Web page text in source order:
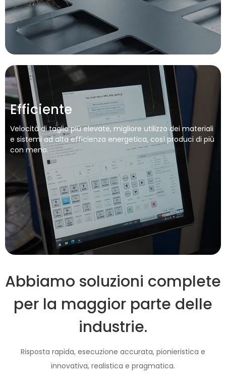
Efficiente
Velocità di taglio più elevate, migliore utilizzo dei materiali
e sistemi ad alta efficienza energetica, così produci di più
con meno.
Abbiamo soluzioni complete
per la maggior parte delle
industrie.
Risposta rapida, esecuzione accurata, pionieristica e
innovativa, realistica e pragmatica.